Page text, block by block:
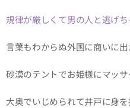
規律が厳しくて男の人と逃げち
言葉もわからぬ外国に商いに
砂漠のテントでお姫様にマッ
大奥でいじめられて井戸に身